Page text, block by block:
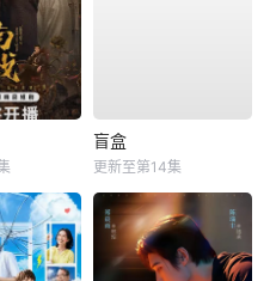
盲盒
更新至第14集